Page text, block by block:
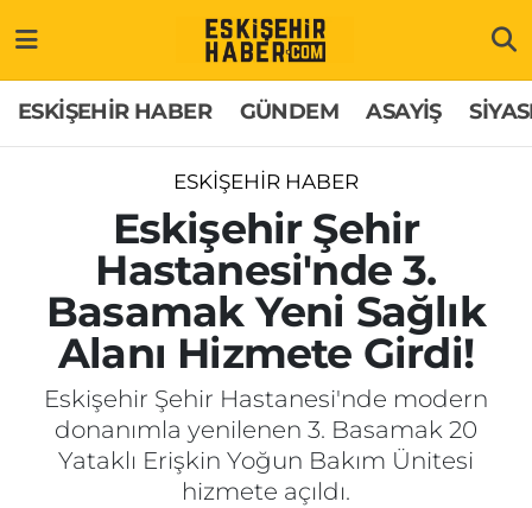
ESKİŞEHİR HABER GÜNDEM ASAYİŞ
ESKİŞEHİR HABER
Eskişehir Şehir
Hastanesi'nde 3.
Basamak Yeni Sağlık
Alanı Hizmete Girdi!
Eskişehir Şehir Hastanesi'nde modern
donanımla yenilenen 3. Basamak 20
Yataklı Erişkin Yoğun Bakım Ünitesi
hizmete açıldı.
GÜNDEM
ASAYİŞ
SİYASET
EKONOMİ
SAĞLIK
EĞİTİM
Hakkımızda
İletişim
Künye
Odunpazarı Trafik Yoğunluk Haritası
Süper Lig Puan Durumu ve Fikstür
Tüm Manşetler
Son Dakika Haberleri
Haber Arşivi